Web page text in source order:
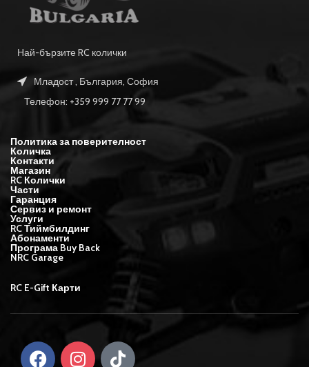
Най-бързите RC колички
Младост , България, София
Телефон: +359 999 77 77 99
Политика за поверителност
Количка
Контакти
Магазин
RC Колички
Части
Гаранция
Сервиз и ремонт
Услуги
RC Тиймбилдинг
Абонаменти
Програма Buy Back
NRC Garage
RC E-Gift Карти